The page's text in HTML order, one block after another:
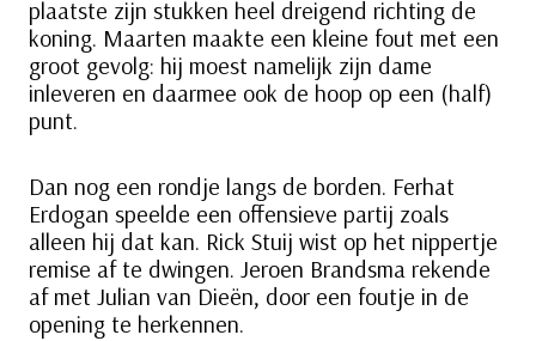
plaatste zijn stukken heel dreigend richting de
koning. Maarten maakte een kleine fout met een
groot gevolg: hij moest namelijk zijn dame
inleveren en daarmee ook de hoop op een (half)
punt.
Dan nog een rondje langs de borden. Ferhat
Erdogan speelde een offensieve partij zoals
alleen hij dat kan. Rick Stuij wist op het nippertje
remise af te dwingen. Jeroen Brandsma rekende
af met Julian van Dieën, door een foutje in de
opening te herkennen.